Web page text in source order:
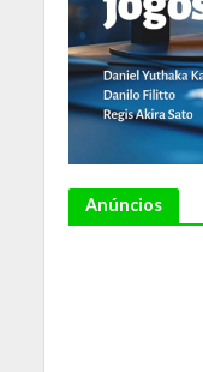
Anúncios